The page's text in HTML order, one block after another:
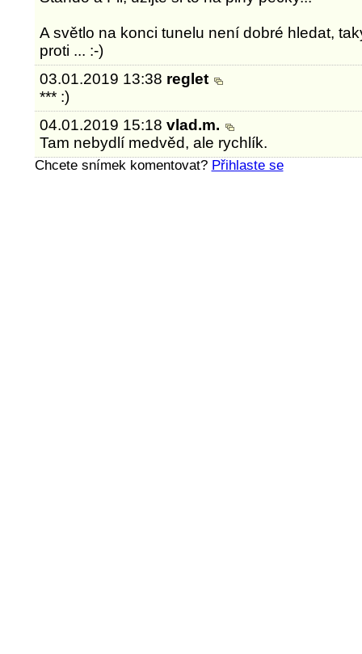
A světlo na konci tunelu není dobré hledat,
proti ... :-)
03.01.2019 13:38 reglet
*** :)
04.01.2019 15:18vlad.m.
Tam nebydlí medvěd, ale rychlík.
Chcete snímek komentovat? Přihlaste se